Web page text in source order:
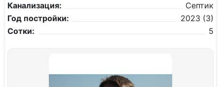
Канализация:
Септик
Год постройки:
2023 (3)
Сотки:
5